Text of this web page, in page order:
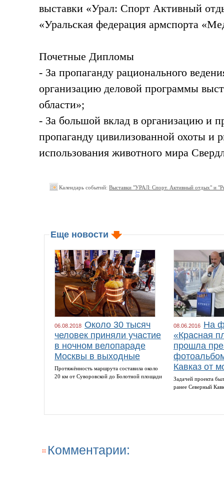
выставки «Урал: Спорт Активный
«Уральская федерация армспорта
Почетные Дипломы
- За пропаганду рационального
организацию деловой программы
области»;
- За большой вклад в организацию и
пропаганду цивилизованной охоты и
использования животного мира
Календарь событий: Выставки "УРАЛ: Спорт. Активный отдых" и
Еще новости
06.08.2018 Около 30 тысяч
человек приняли участие
в ночном велопараде
Москвы в выходные
Протяжённость маршрута составила около
20 км от Суворовской до Болотной площади
08.06.2016 На
«Красная
прошла
Кавказ от
Задачей проекта
ранее Северный
Комментарии: